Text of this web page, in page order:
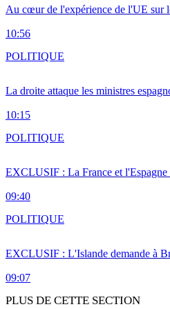
Au cœur de l'expérience de l'UE sur
10:56
La droite attaque les ministres
10:15
POLITIQUE
EXCLUSIF : La France et
09:40
POLITIQUE
EXCLUSIF : L'Islande demande à
09:07
POLITIQUE
PLUS DE CETTE SECTION